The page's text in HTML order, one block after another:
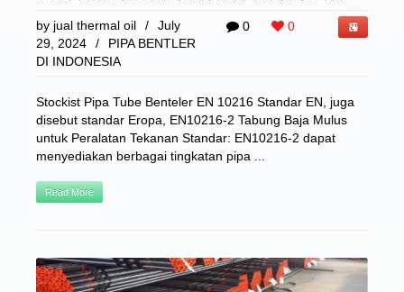
0 0
by jual thermal oil /
July
29, 2024
/
PIPA BENTLER
DI INDONESIA
Stockist Pipa Tube Benteler EN 10216 Standar EN, juga
disebut standar Eropa, EN10216-2 Tabung Baja Mulus
untuk Peralatan Tekanan Standar: EN10216-2 dapat
menyediakan berbagai tingkatan pipa ...
Read More